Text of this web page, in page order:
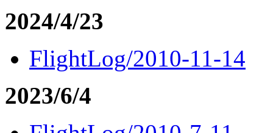
2024/4/23
FlightLog/2010-11-14
2023/6/4